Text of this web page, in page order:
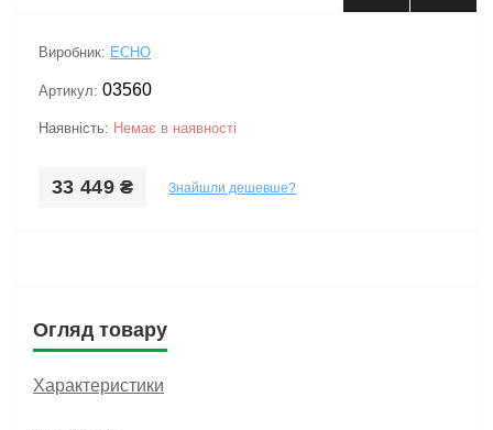
Виробник: ECHO
Артикул: 03560
Наявність: Немає в наявності
33 449 ₴ Знайшли дешевше?
Огляд товару
Характеристики